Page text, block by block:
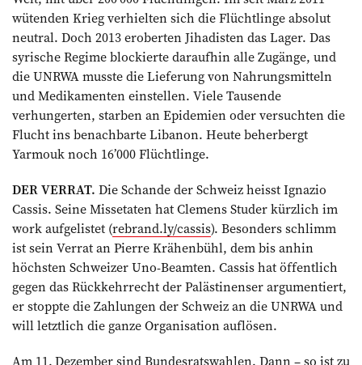
wütenden Krieg verhielten sich die Flüchtlinge absolut
neutral. Doch 2013 eroberten Jihadisten das Lager. Das
syrische Regime blockierte daraufhin alle Zugänge, und
die UNRWA musste die Lieferung von Nahrungsmitteln
und Medikamenten einstellen. Viele Tausende
verhungerten, starben an Epidemien oder versuchten die
Flucht ins benachbarte Libanon. Heute beherbergt
Yarmouk noch 16’000 Flüchtlinge.
DER VERRAT. Die Schande der Schweiz heisst Ignazio
Cassis. Seine Missetaten hat Clemens Studer kürzlich im
work aufgelistet (rebrand.ly/cassis). Besonders schlimm
ist sein Verrat an Pierre Krähenbühl, dem bis anhin
höchsten Schweizer Uno-Beamten. Cassis hat öffentlich
gegen das Rückkehrrecht der Palästinenser argumentiert,
er stoppte die Zahlungen der Schweiz an die UNRWA und
will letztlich die ganze Organisation auflösen.
Am 11. Dezember sind Bundesratswahlen. Dann – so ist zu